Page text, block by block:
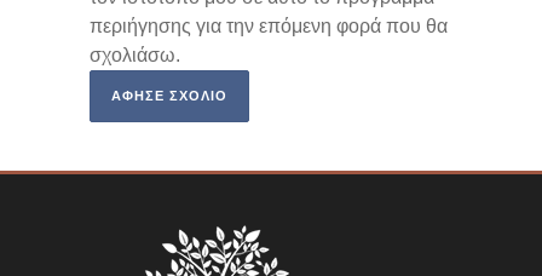
περιήγησης για την επόμενη φορά που θα
σχολιάσω.